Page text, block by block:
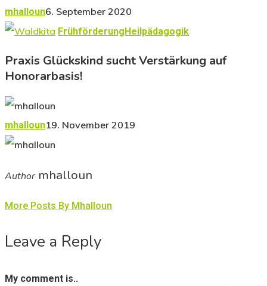
mhalloun6. September 2020
Frühförderung Heilpädagogik
Praxis Glückskind sucht Verstärkung auf
Honorarbasis!
mhalloun19. November 2019
Author mhalloun
More Posts By Mhalloun
Leave a Reply
My comment is..